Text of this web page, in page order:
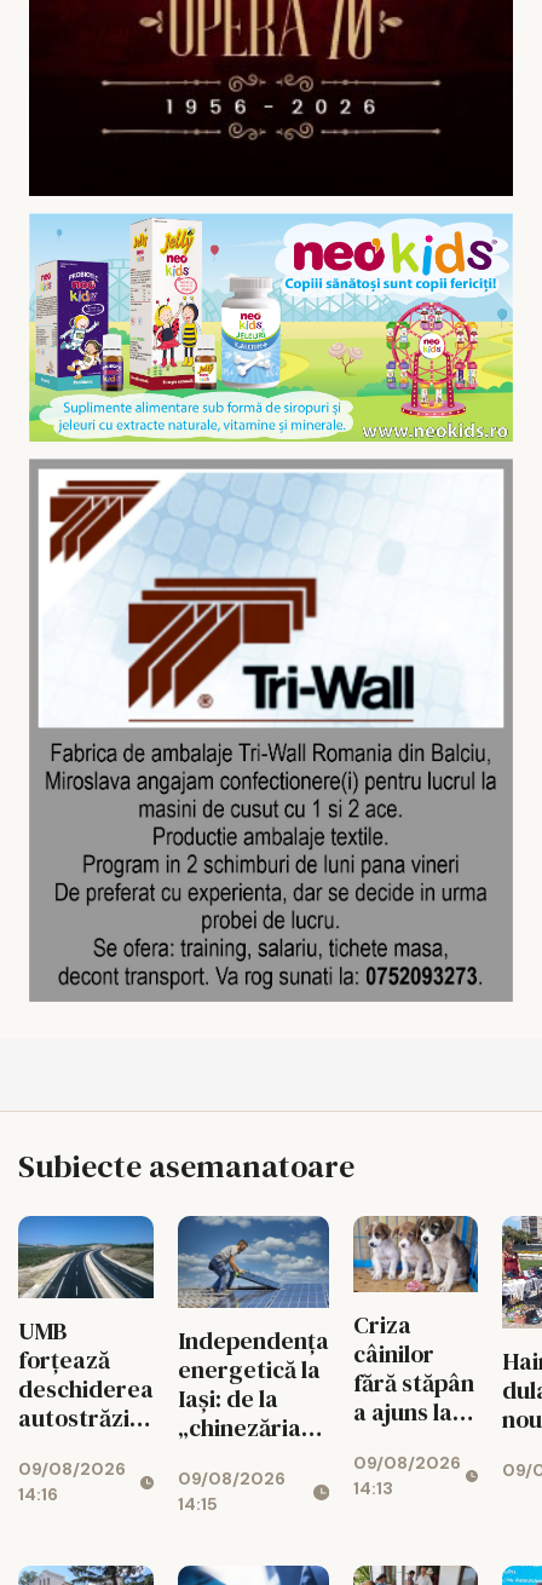
Subiecte asemanatoare
UMB
forțează
deschiderea
autostrăzii
la Bacău
09/08/2026
14:16
Independența
energetică la
Iași: de la
„chinezăria”
sistemul de
7.000 de euro
09/08/2026
14:15
Criza
câinilor
fără stăpân
a ajuns la
critic în
județul Iași
09/08/2026
14:13
09/